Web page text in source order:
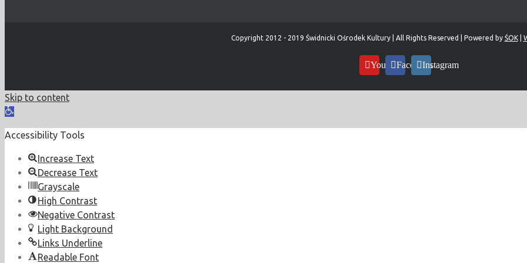
Copyright 2012 - 2019 Świdnicki Ośrodek Kultury | All Rights Reserved | Powered by ŚOK|
YouTubeFacebookInstagram
Skip to content
Open
Accessibility Tools
Increase Text
Decrease Text
Grayscale
High Contrast
Negative Contrast
Light Background
Links Underline
Readable Font